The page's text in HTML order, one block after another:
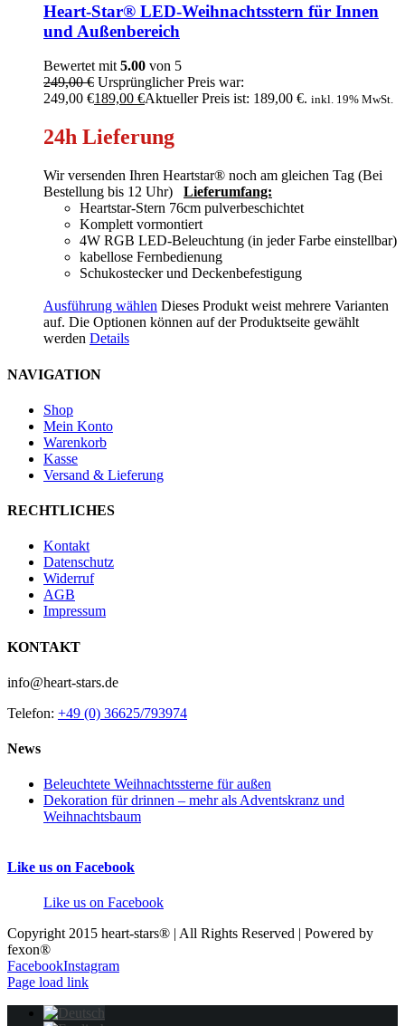
Heart-Star® LED-Weihnachtsstern für Innen
und Außenbereich
Bewertet mit5.00 von 5
249,00€ Ursprünglicher Preis war:
249,00 €189,00 €Aktueller Preis ist: 189,00 €. inkl. 19% MwSt.
24h Lieferung
Wir versenden Ihren Heartstar® noch am gleichen Tag (Bei
Bestellung bis 12 Uhr) Lieferumfang:
Heartstar-Stern 76cm pulverbeschichtet
Komplett vormontiert
4W RGB LED-Beleuchtung (in jeder Farbe einstellbar)
kabellose Fernbedienung
Schukostecker und Deckenbefestigung
Ausführung wählen Dieses Produkt weist mehrere Varianten
auf. Die Optionen können auf der Produktseite gewählt
werden Details
NAVIGATION
Shop
Mein Konto
Warenkorb
Kasse
Versand & Lieferung
RECHTLICHES
Kontakt
Datenschutz
Widerruf
AGB
Impressum
KONTAKT
info@heart-stars.de
Telefon: +49 (0) 36625/793974
News
Beleuchtete Weihnachtssterne für außen
Dekoration für drinnen – mehr als Adventskranz und
Weihnachtsbaum
Like us on Facebook
Like us on Facebook
Copyright 2015 heart-stars® | All Rights Reserved | Powered by
fexon®
FacebookInstagram
Page load link